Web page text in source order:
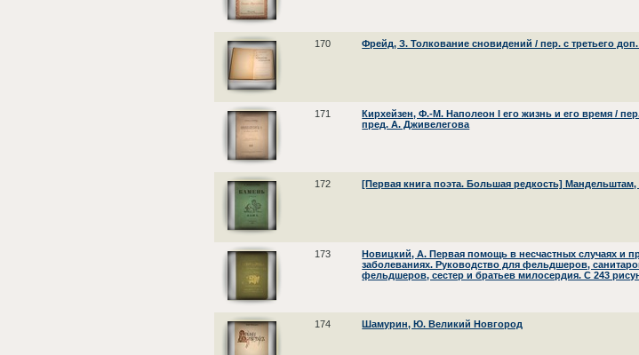
170 Фрейд, З. Толкование сновидений / пер. с третьего
171
Кирхейзен, Ф.-М. Наполеон I его жизнь и его время /
пред. А. Дживелегова
172 [Первая книга поэта. Большая редкость]
173
Новицкий, А. Первая помощь в несчастных случаях и
заболеваниях. Руководство для фельдшеров,
фельдшеров, сестер и братьев милосердия. С 243
174 Шамурин, Ю. Великий Новгород